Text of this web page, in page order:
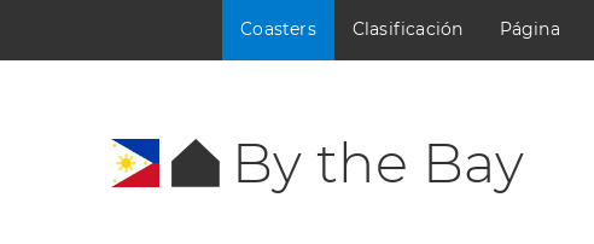
Coasters Clasificación Página
By the Bay